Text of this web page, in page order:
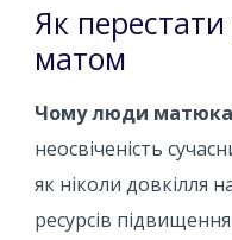
Як
матом
Чому люди
неосвіченість
як ніколи довкілля
ресурсів